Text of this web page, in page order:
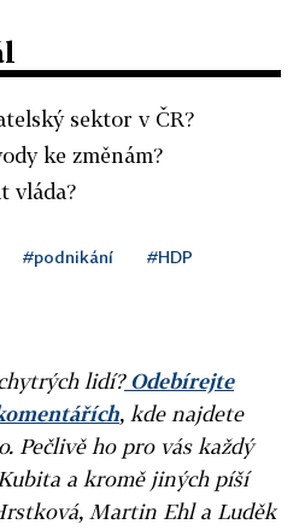
sektor v ČR?
ke změnám?
vláda?
#podnikání #HDP
lidí?Odebírejte
, kde najdete
Pečlivě ho pro vás každý
a kromě jiných píší
Martin Ehl a Luděk